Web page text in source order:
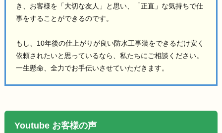
き、お客様を「大切な友人」と思い、「正直」な気持ちで仕
事をすることができるのです。
もし、10年後の仕上がりが良い防水工事装をできるだけ安く
依頼されたいと思っているなら、私たちにご相談ください。
一生懸命、全力でお手伝いさせていただきます。
Youtube お客様の声